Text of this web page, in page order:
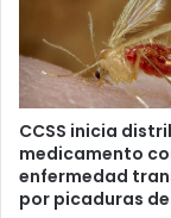
CCSS inicia
medicamento
enfermedad
por picaduras